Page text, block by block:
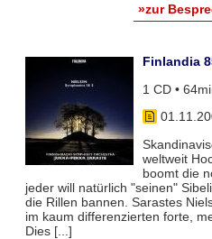
»zur
Finlandia
1 CD •
weltweit
boomt die
jeder will natürlich "seinen"
die Rillen bannen. Sarastes
im kaum differenzierten forte,
Dies [...]